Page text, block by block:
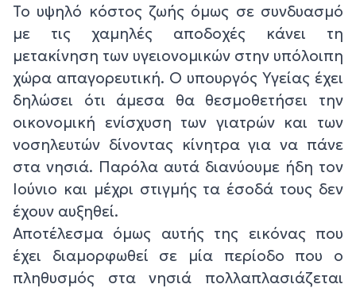
Το υψηλό κόστος ζωής όμως σε συνδυασμό
με τις χαμηλές αποδοχές κάνει τη
μετακίνηση των υγειονομικών στην υπόλοιπη
χώρα απαγορευτική. Ο υπουργός Υγείας έχει
δηλώσει ότι άμεσα θα θεσμοθετήσει την
οικονομική ενίσχυση των γιατρών και των
νοσηλευτών δίνοντας κίνητρα για να πάνε
στα νησιά. Παρόλα αυτά διανύουμε ήδη τον
Ιούνιο και μέχρι στιγμής τα έσοδά τους δεν
έχουν αυξηθεί.
Αποτέλεσμα όμως αυτής της εικόνας που
έχει διαμορφωθεί σε μία περίοδο που ο
πληθυσμός στα νησιά πολλαπλασιάζεται